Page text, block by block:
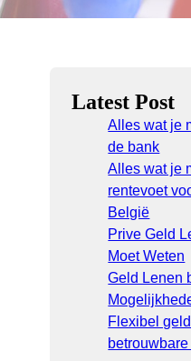
Latest Post
Alles wat je
de bank
Alles wat je
rentevoet
België
Prive Geld
Moet Weten
Geld Lenen
Flexibel